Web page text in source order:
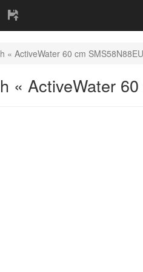
« ActiveWater 60 cm SMS58N88EU
« ActiveWater